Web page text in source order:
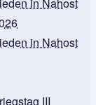
in Nahost
III